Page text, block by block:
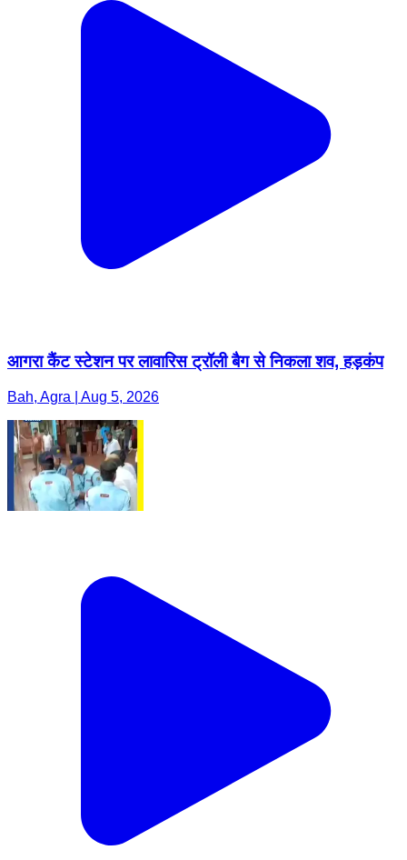
आगरा कैंट स्टेशन पर लावारिस ट्रॉली बैग से निकला शव, हड़कंप
Bah, Agra | Aug 5, 2026